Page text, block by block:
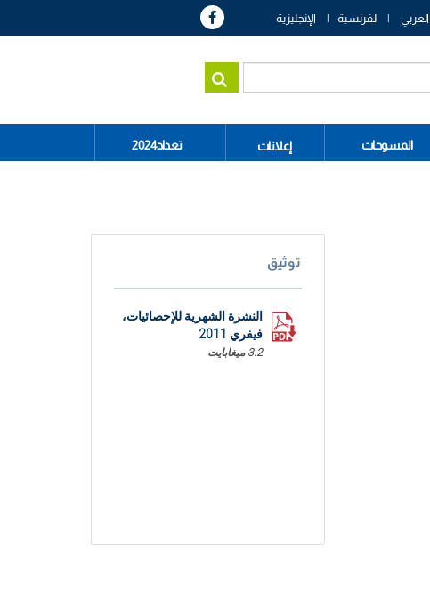
العربي الفرنسية الإنجليزية
المسوحات إعلانات تعداد2024
توثيق
النشرة الشهرية للإحصائيات،
فيفري 2011
3.2 ميغابايت